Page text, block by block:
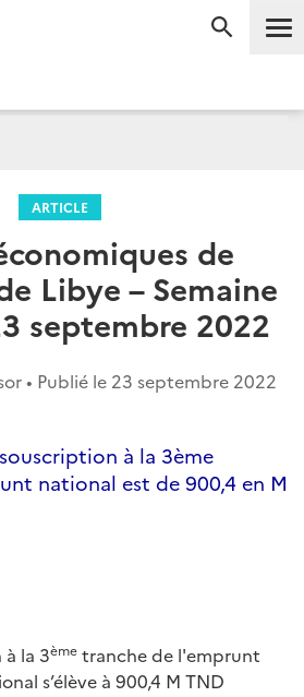
ARTICLE
de
Libye – Semaine
septembre 2022
• Publié le 23 septembre 2022
à la 3ème
national est de 900,4 en M
la 3ème tranche de l'emprunt
s’élève à 900,4 M TND